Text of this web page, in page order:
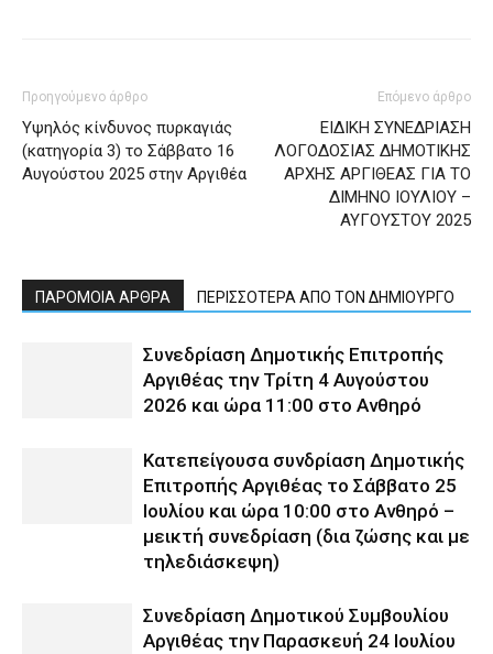
Προηγούμενο άρθρο
Υψηλός κίνδυνος πυρκαγιάς
(κατηγορία 3) το Σάββατο 16
Αυγούστου 2025 στην Αργιθέα
Επόμενο άρθρο
ΕΙΔΙΚΗ ΣΥΝΕΔΡΙΑΣΗ
ΛΟΓΟΔΟΣΙΑΣ ΔΗΜΟΤΙΚΗΣ
ΑΡΧΗΣ ΑΡΓΙΘΕΑΣ ΓΙΑ ΤΟ
ΔΙΜΗΝΟ ΙΟΥΛΙΟΥ –
ΑΥΓΟΥΣΤΟΥ 2025
ΠΑΡΟΜΟΙΑ ΑΡΘΡΑ ΠΕΡΙΣΣΟΤΕΡΑ ΑΠΟ ΤΟΝ ΔΗΜΙΟΥΡΓΟ
Συνεδρίαση Δημοτικής Επιτροπής
Αργιθέας την Τρίτη 4 Αυγούστου
2026 και ώρα 11:00 στο Ανθηρό
Κατεπείγουσα συνδρίαση Δημοτικής
Επιτροπής Αργιθέας το Σάββατο 25
Ιουλίου και ώρα 10:00 στο Ανθηρό –
μεικτή συνεδρίαση (δια ζώσης και με
τηλεδιάσκεψη)
Συνεδρίαση Δημοτικού Συμβουλίου
Αργιθέας την Παρασκευή 24 Ιουλίου